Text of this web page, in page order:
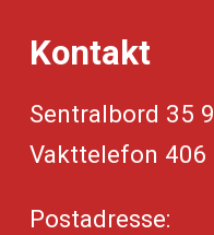
Kontakt
Sentralbord 35
Vakttelefon 406
Postadresse: